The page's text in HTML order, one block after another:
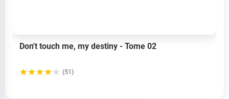
Don't touch me, my destiny - Tome 02
(51)